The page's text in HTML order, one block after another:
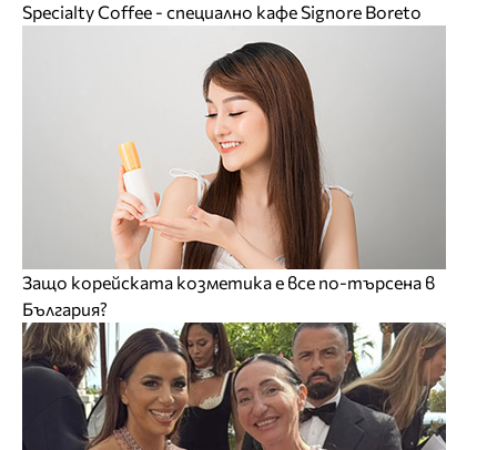
Specialty Coffee - специално кафе Signore Boreto
Защо корейската козметика е все по-търсена в
България?